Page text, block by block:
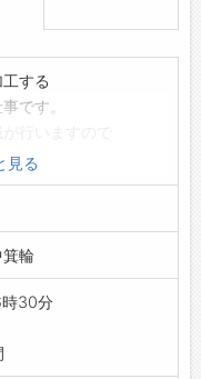
する
です。
。
チェックする
見る
輪
30分